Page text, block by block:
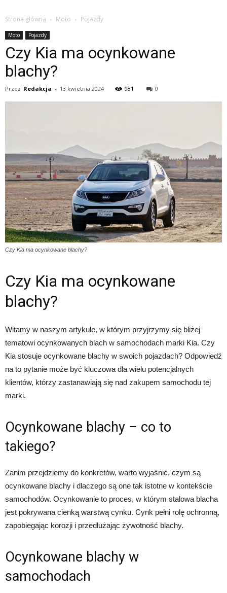
Strona główna Moto Pojazdy
Moto Pojazdy
Czy Kia ma ocynkowane
blachy?
Przez Redakcja - 13 kwietnia 2024 981 0
Czy Kia ma ocynkowane blachy?
Czy Kia ma ocynkowane
blachy?
Witamy w naszym artykule, w którym przyjrzymy się bliżej
tematowi ocynkowanych blach w samochodach marki Kia. Czy
Kia stosuje ocynkowane blachy w swoich pojazdach? Odpowiedź
na to pytanie może być kluczowa dla wielu potencjalnych
klientów, którzy zastanawiają się nad zakupem samochodu tej
marki.
Ocynkowane blachy – co to
takiego?
Zanim przejdziemy do konkretów, warto wyjaśnić, czym są
ocynkowane blachy i dlaczego są one tak istotne w kontekście
samochodów. Ocynkowanie to proces, w którym stalowa blacha
jest pokrywana cienką warstwą cynku. Cynk pełni rolę ochronną,
zapobiegając korozji i przedłużając żywotność blachy.
Ocynkowane blachy w
samochodach